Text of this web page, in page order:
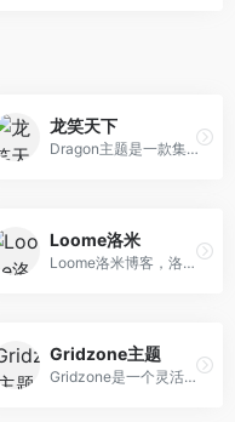
龙笑天下
Dragon主题是一款集合wordpress商城主题、图片主题、资源下载主题、博客主题的wordpress多功能高级付费主题模板，支持QQ微博微信登录，支持支付宝当面付、微信扫 码/H5支付/JSAPI支付等支付方式，支持付费下载、付费阅读查看、卡密、VIP会员、推广佣金、前端发布文章资源等。
Loome洛米
Loome洛米博客，洛米汉化分享国外优秀wordpress主题,wordpress插件,提供wordpress汉化主题,wordpress汉化插件,wordpress模板的免费下载,专注yootheme主题,widgetkit插件的使用与分享。
Gridzone主题
Gridzone是一个灵活的投资组合主题，有很多选项。它针对所有设备进行了优化，并且可以与块一起使用。您可以选择浅色和深色主题，左侧或右侧的小部件侧边栏 – 或根本没有侧边栏。